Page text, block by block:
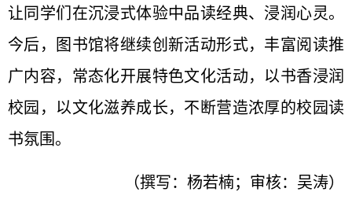
让同学们在沉浸式体验中品读经典、浸润心灵。
今后，图书馆将继续创新活动形式，丰富阅读推
广内容，常态化开展特色文化活动，以书香浸润
校园，以文化滋养成长，不断营造浓厚的校园读
书氛围。
（撰写：杨若楠；审核：吴涛）